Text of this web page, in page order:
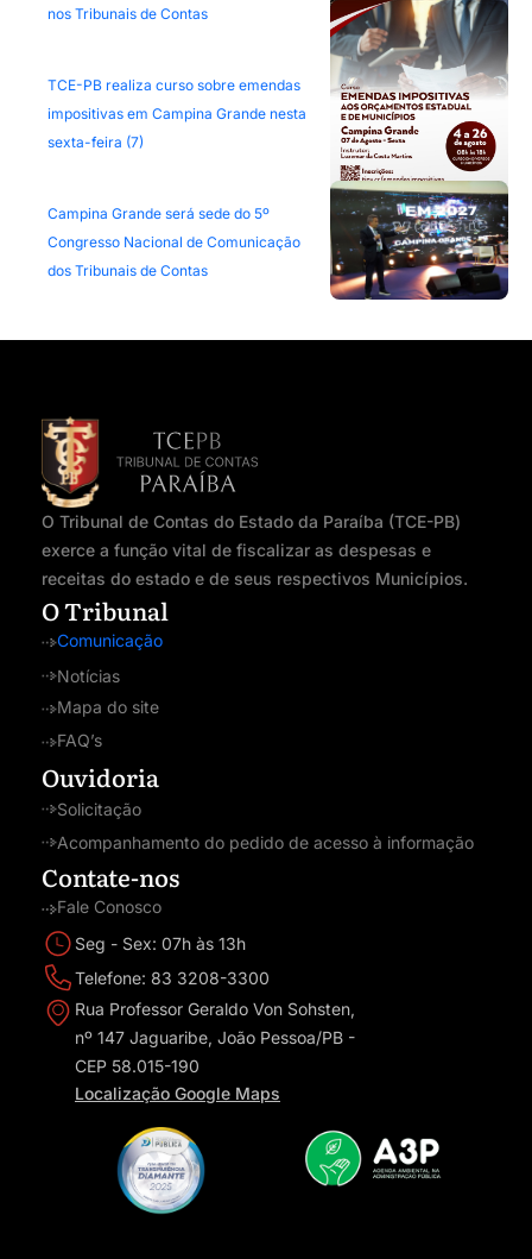
nos Tribunais de Contas
TCE-PB realiza curso sobre emendas
impositivas em Campina Grande nesta
sexta-feira (7)
Campina Grande será sede do 5º
Congresso Nacional de Comunicação
dos Tribunais de Contas
O Tribunal de Contas do Estado da Paraíba (TCE-PB)
exerce a função vital de fiscalizar as despesas e
receitas do estado e de seus respectivos Municípios.
O Tribunal
Comunicação
Notícias
Mapa do site
FAQ’s
Ouvidoria
Solicitação
Acompanhamento do pedido de acesso à informação
Contate-nos
Fale Conosco
Seg - Sex: 07h às 13h
Telefone: 83 3208-3300
Rua Professor Geraldo Von Sohsten,
nº 147 Jaguaribe, João Pessoa/PB -
CEP 58.015-190
Localização Google Maps